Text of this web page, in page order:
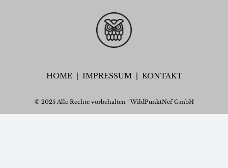
HOME| IMPRESSUM| KONTAKT
© 2025 Alle Rechte vorbehalten | WildPunktNef GmbH